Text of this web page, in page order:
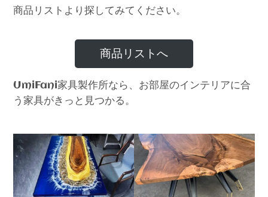
商品リストより探してみてください。
商品リストへ
UmiFani家具製作所なら、お部屋のインテリアに合
う家具がきっと見つかる。